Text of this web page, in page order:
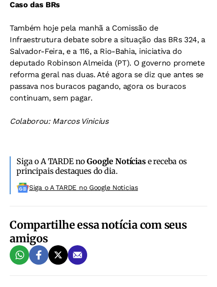
Caso das BRs
Também hoje pela manhã a Comissão de
Infraestrutura debate sobre a situação das BRs 324, a
Salvador-Feira, e a 116, a Rio-Bahia, iniciativa do
deputado Robinson Almeida (PT). O governo promete
reforma geral nas duas. Até agora se diz que antes se
passava nos buracos pagando, agora os buracos
continuam, sem pagar.
Colaborou: Marcos Vinicius
Siga o A TARDE noGoogle Notíciase receba os
principais destaques do dia.
Siga o A TARDE no Google Noticias
Compartilhe essa notícia com seus
amigos